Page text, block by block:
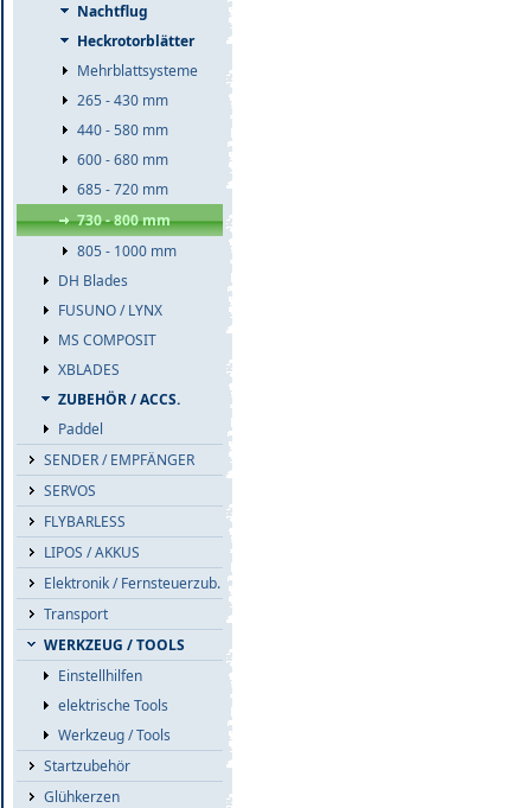
Nachtflug
Heckrotorblätter
Mehrblattsysteme
265 - 430 mm
440 - 580 mm
600 - 680 mm
685 - 720 mm
730 - 800 mm
805 - 1000 mm
DH Blades
FUSUNO / LYNX
MS COMPOSIT
XBLADES
ZUBEHÖR / ACCS.
Paddel
SENDER / EMPFÄNGER
SERVOS
FLYBARLESS
LIPOS / AKKUS
Elektronik / Fernsteuerzub.
Transport
WERKZEUG / TOOLS
Einstellhilfen
elektrische Tools
Werkzeug / Tools
Startzubehör
Glühkerzen